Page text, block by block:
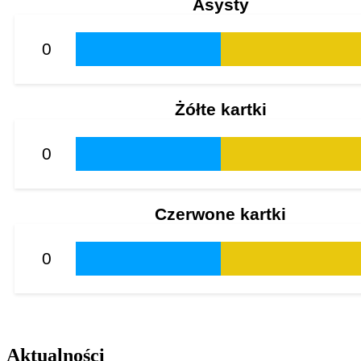
Asysty
0
Żółte kartki
0
Czerwone kartki
0
Aktualności